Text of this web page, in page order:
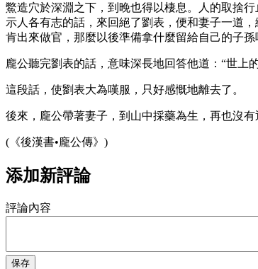
鱉造穴於深淵之下，到晚也得以棲息。人的取捨
示人各有志的話，來回絕了劉表，便和妻子一道
肯出來做官，那麼以後準備拿什麼留給自己的子孫
龐公聽完劉表的話，意味深長地回答他道：“世上
這段話，使劉表大為嘆服，只好感慨地離去了。
後來，龐公帶著妻子，到山中採藥為生，再也沒有
(《後漢書•龐公傳》)
添加新評論
評論內容
保存